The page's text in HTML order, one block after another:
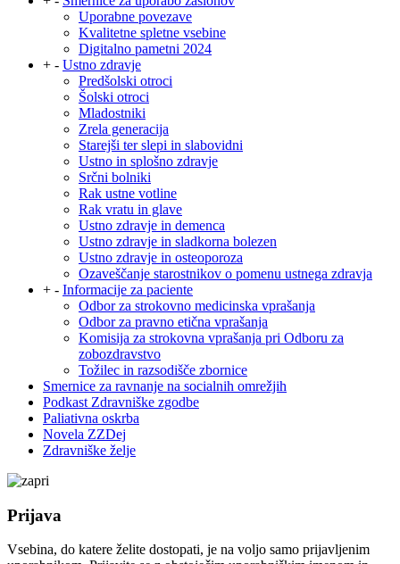
Uporabne povezave
Kvalitetne spletne vsebine
Digitalno pametni 2024
+ - Ustno zdravje
Predšolski otroci
Šolski otroci
Mladostniki
Zrela generacija
Starejši ter slepi in slabovidni
Ustno in splošno zdravje
Srčni bolniki
Rak ustne votline
Rak vratu in glave
Ustno zdravje in demenca
Ustno zdravje in sladkorna bolezen
Ustno zdravje in osteoporoza
Ozaveščanje starostnikov o pomenu ustnega zdravja
+ - Informacije za paciente
Odbor za strokovno medicinska vprašanja
Odbor za pravno etična vprašanja
Komisija za strokovna vprašanja pri Odboru za
zobozdravstvo
Tožilec in razsodišče zbornice
Smernice za ravnanje na socialnih omrežjih
Podkast Zdravniške zgodbe
Paliativna oskrba
Novela ZZDej
Zdravniške želje
Prijava
Vsebina, do katere želite dostopati, je na voljo samo prijavljenim